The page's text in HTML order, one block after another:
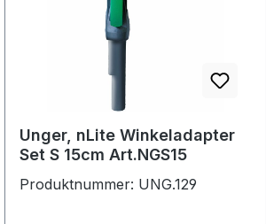
Unger, nLite Winkeladapter
Set S 15cm Art.NGS15
Produktnummer: UNG.129